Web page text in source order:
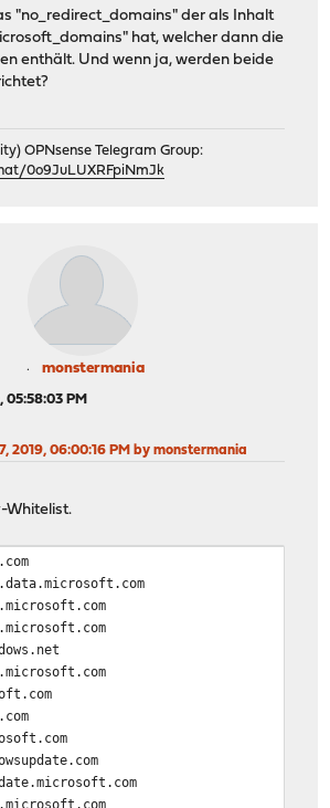
"no_redirect_domains" der als Inhalt
hat, welcher dann die
enthält. Und wenn ja, werden beide
OPNsense Telegram Group:
0o9JuLUXRFpiNmJk
monstermania
05:58:03 PM
2019, 06:00:16 PM by monstermania
Whitelist.